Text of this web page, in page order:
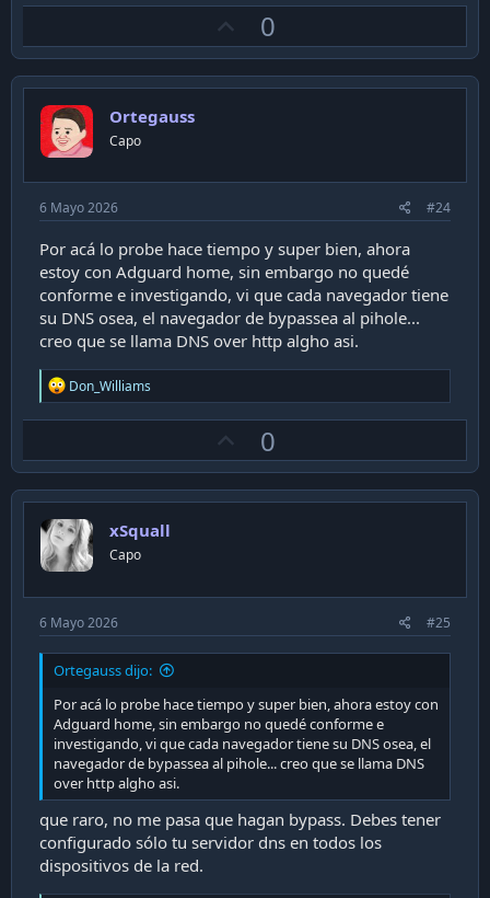
p
v
0
Ortegauss
Capo
6 Mayo 2026 #24
Por acá lo probe hace tiempo y super bien, ahora
estoy con Adguard home, sin embargo no quedé
conforme e investigando, vi que cada navegador tiene
su DNS osea, el navegador de bypassea al pihole...
creo que se llama DNS over http algho asi.
R
e
a
i
o
n
s
:
Don_Williams
p
v
0
xSquall
Capo
6 Mayo 2026 #25
Ortegauss dijo:
Por acá lo probe hace tiempo y super bien, ahora estoy con
Adguard home, sin embargo no quedé conforme e
investigando, vi que cada navegador tiene su DNS osea, el
navegador de bypassea al pihole... creo que se llama DNS
over http algho asi.
que raro, no me pasa que hagan bypass. Debes tener
configurado sólo tu servidor dns en todos los
dispositivos de la red.